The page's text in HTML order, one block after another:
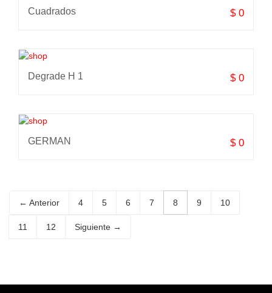
Cuadrados $ 0
Degrade H 1 $ 0
GERMAN $ 0
← Anterior 4 5 6 7 8 9 10
11 12 Siguiente →